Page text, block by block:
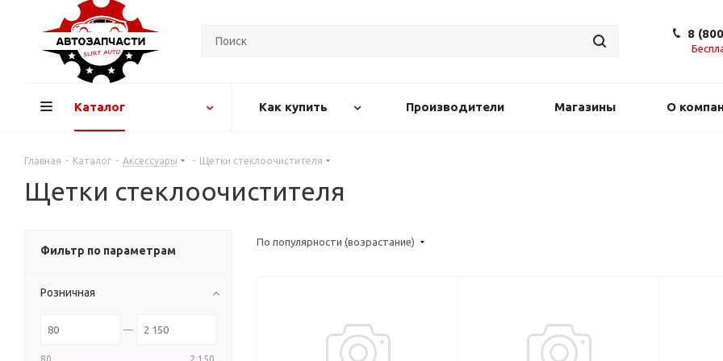
8
Каталог Как купить Производители Магазины О
Главная - Каталог - Аксессуары - Щетки стеклоочистителя
Щетки стеклоочистителя
По популярности (возрастание)
Фильтр по параметрам
Розничная